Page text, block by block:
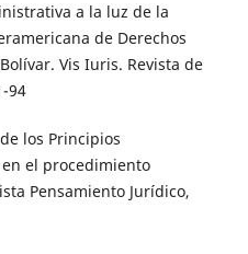
a la luz de la
de Derechos
Vis Iuris. Revista de
94
los Principios
el procedimiento
Pensamiento Jurídico,